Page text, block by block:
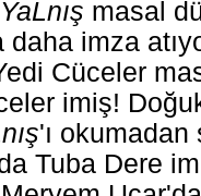
masal
imza
Cüceler
imiş!
'ı okumadan
Tuba Dere